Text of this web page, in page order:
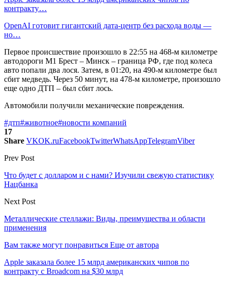
контракту…
OpenAI готовит гигантский дата-центр без расхода воды —
но…
Первое происшествие произошло в 22:55 на 468-м километре
автодороги М1 Брест – Минск – граница РФ, где под колеса
авто попали два лося. Затем, в 01:20, на 490-м километре был
сбит медведь. Через 50 минут, на 478-м километре, произошло
еще одно ДТП – был сбит лось.
Автомобили получили механические повреждения.
#дтп#животное#новости компаний
17
Share VKOK.ruFacebookTwitterWhatsAppTelegramViber
Prev Post
Что будет с долларом и с нами? Изучили свежую статистику
Нацбанка
Next Post
Металлические стеллажи: Виды, преимущества и области
применения
Вам также могут понравиться Еще от автора
Apple заказала более 15 млрд американских чипов по
контракту с Broadcom на $30 млрд